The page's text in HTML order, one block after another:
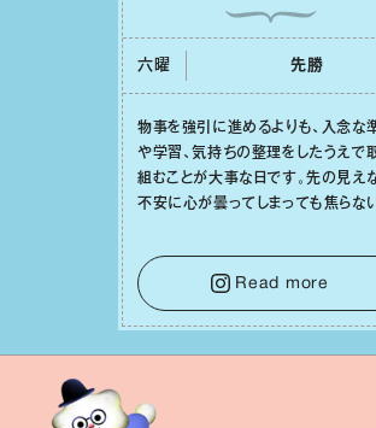
六曜 先勝
物事を強引に進めるよりも、⼊念な
や学習、気持ちの整理をしたうえで
組むことが⼤事な⽇です。先の⾒え
不安に⼼が曇ってしまっても焦らな
⾝や疲れていそうな⼈をいたわるこ
時間を使いましょう。ここでしっかり
ネルギーを蓄え、困難を乗り越える
変えましょう。
Read more